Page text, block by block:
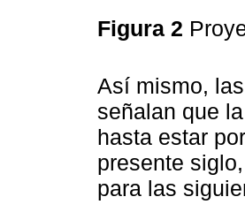
Figura 2
Así mismo,
señalan que
hasta estar
presente
para las